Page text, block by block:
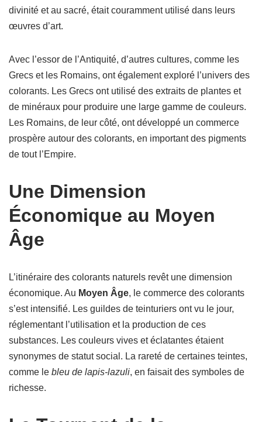
divinité et au sacré, était couramment utilisé dans leurs
œuvres d’art.
Avec l’essor de l’Antiquité, d’autres cultures, comme les
Grecs et les Romains, ont également exploré l’univers des
colorants. Les Grecs ont utilisé des extraits de plantes et
de minéraux pour produire une large gamme de couleurs.
Les Romains, de leur côté, ont développé un commerce
prospère autour des colorants, en important des pigments
de tout l’Empire.
Une Dimension
Économique au Moyen
Âge
L’itinéraire des colorants naturels revêt une dimension
économique. Au Moyen Âge, le commerce des colorants
s’est intensifié. Les guildes de teinturiers ont vu le jour,
réglementant l’utilisation et la production de ces
substances. Les couleurs vives et éclatantes étaient
synonymes de statut social. La rareté de certaines teintes,
comme le bleu de lapis-lazuli, en faisait des symboles de
richesse.